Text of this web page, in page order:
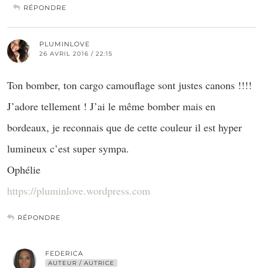
RÉPONDRE
PLUMINLOVE
26 AVRIL 2016 / 22:15
Ton bomber, ton cargo camouflage sont justes canons !!!!
J’adore tellement ! J’ai le même bomber mais en
bordeaux, je reconnais que de cette couleur il est hyper
lumineux c’est super sympa.
Ophélie
https://pluminlove.wordpress.com
RÉPONDRE
FEDERICA
AUTEUR / AUTRICE